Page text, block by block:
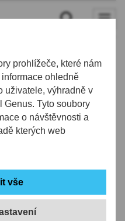
prohlížeče, které nám
ohledně
uživatele, výhradně v
Genus. Tyto soubory
o návštěvnosti a
kterých web
poprvé vyjede
vůz Hydra.
železnicí v
Hydra v pátek
jízdu po unikátní
Kořenova na